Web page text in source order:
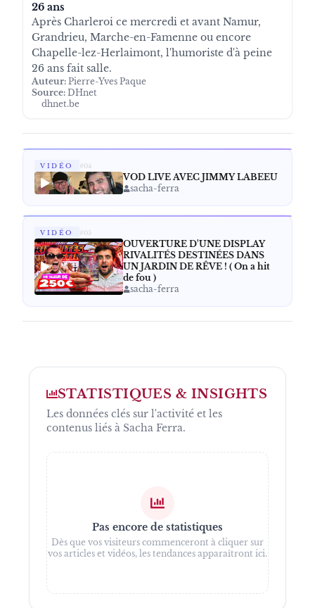
26 ans
Après Charleroi ce mercredi et avant Namur,
Grandrieu, Marche-en-Famenne ou encore
Chapelle-lez-Herlaimont, l'humoriste d'à peine
26 ans fait salle.
Auteur: Pierre-Yves Paque
Source: DHnet
dhnet.be
VIDÉO #04
VOD LIVE AVEC JIMMY LABEEU
sacha-ferra
VIDÉO #05
OUVERTURE D'UNE DISPLAY
RIVALITÉS DESTINÉES DANS
UN JARDIN DE RÊVE ! ( On a hit
de fou )
sacha-ferra
STATISTIQUES & INSIGHTS
Les données clés sur l'activité et les
contenus liés à Sacha Ferra.
Pas encore de statistiques
Dès que vos visiteurs commenceront à cliquer sur
vos articles et vidéos, les tendances apparaîtront ici.